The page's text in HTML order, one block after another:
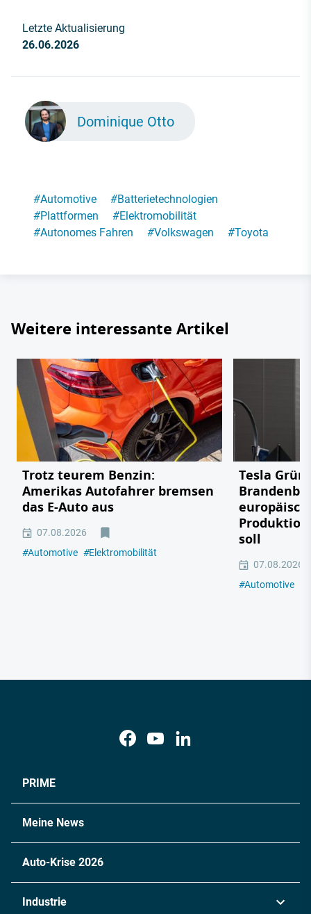
Letzte Aktualisierung
26.06.2026
Dominique Otto
#Automotive #Batterietechnologien
#Plattformen #Elektromobilität
#Autonomes Fahren #Volkswagen #Toyota
Weitere interessante Artikel
Trotz teurem Benzin:
Amerikas Autofahrer bremsen
das E-Auto aus
07.08.2026
#Automotive #Elektromobilität
Tesla
soll
07.08.2026
#Automotive
PRIME
Meine News
Auto-Krise 2026
Industrie